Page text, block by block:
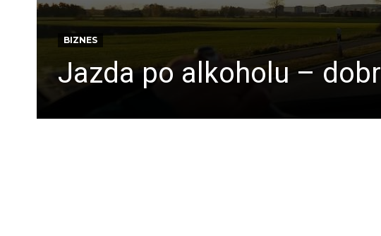
BIZNES
Jazda po alkoholu –